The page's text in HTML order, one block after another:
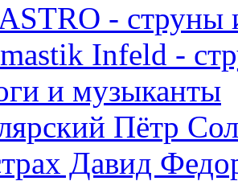
- струны
Infeld -
и музыканты
Пётр
Давид